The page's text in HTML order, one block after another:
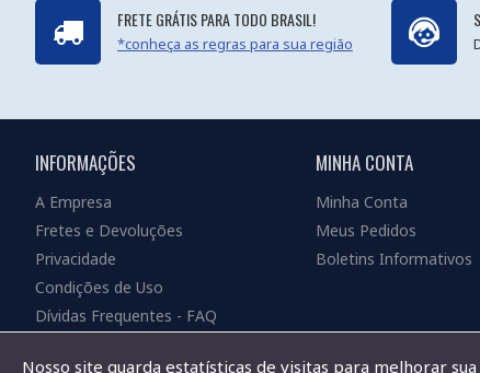
FRETE GRÁTIS PARA TODO BRASIL!
*conheça as regras para sua região
INFORMAÇÕES
A Empresa
Fretes e Devoluções
Privacidade
Condições de Uso
Dívidas Frequentes - FAQ
MINHA CONTA
Minha Conta
Meus Pedidos
Boletins Informativos
Nosso site guarda estatísticas de visitas para melhorar